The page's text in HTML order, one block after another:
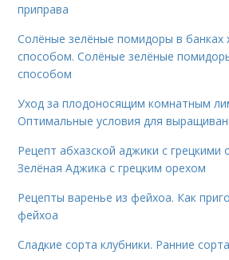
приправа
Солёные зелёные помидоры в банках
способом. Солёные зелёные
способом
Уход за плодоносящим комнатным
Оптимальные условия для
Рецепт абхазской аджики с грецкими
Зелёная Аджика с грецким орехом
Рецепты варенье из фейхоа. Как
фейхоа
Сладкие сорта клубники. Ранние